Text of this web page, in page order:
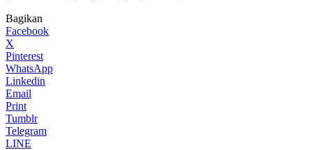
Bagikan
Facebook
X
Pinterest
WhatsApp
Linkedin
Email
Print
Tumblr
Telegram
LINE